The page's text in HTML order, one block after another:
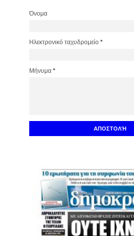
Όνομα
Ηλεκτρονικό ταχυδρομείο *
Μήνυμα *